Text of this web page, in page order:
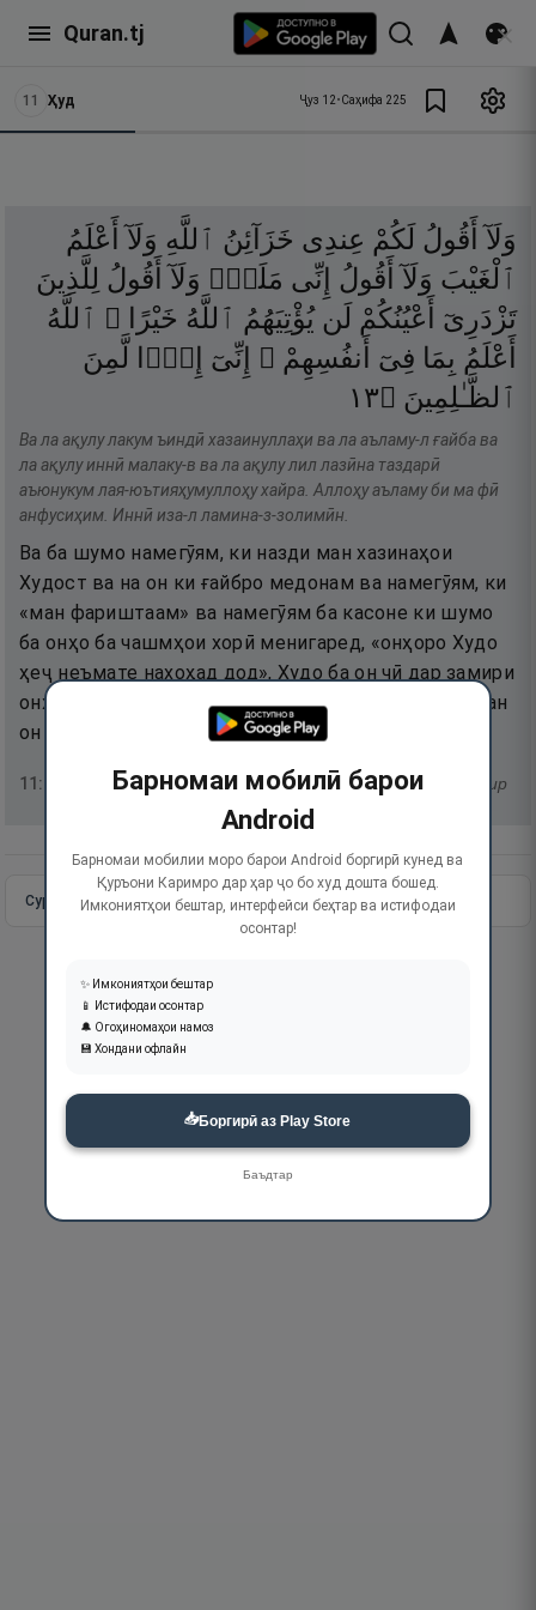
Quran.tj
11 Ҳуд Ҷуз 12•Саҳифа 225
وَلَآ أَقُولُ لَكُمْ عِندِى خَزَآئِنُ ٱللَّهِ وَلَآ
أَعْلَمُ
ٱلْغَيْبَ وَلَآ أَقُولُ إِنِّى مَلَكٌۭ وَلَآ أَقُولُ لِلَّذِينَ
تَزْدَرِىٓ
أَعْيُنُكُمْ لَن يُؤْتِيَهُمُ ٱللَّهُ خَيْرًا ۖ ٱللَّهُ
أَعْلَمُ بِمَا فِىٓ أَنفُسِهِمْ ۖ إِنِّىٓ إِذًۭا
لَّمِنَ
ٱلظَّـٰلِمِينَ ۝٣١
Ва ла ақулу лакум ъиндӣ хазаинуллаҳи ва ла аъламу-л ғайба ва
ла ақулу иннӣ малаку-в ва ла ақулу лил лазӣна таздарӣ
аъюнукум лая-юътияҳумуллоҳу хайра. Аллоҳу аъламу би ма фӣ
анфусиҳим. Иннӣ иза-л ламина-з-золимӣн.
Ва ба шумо намегӯям, ки назди ман хазинаҳои
Худост ва на он ки ғайбро медонам ва намегӯям, ки
«ман фариштаам» ва намегӯям ба касоне ки шумо
ба онҳо ба чашмҳои хорӣ менигаред, «онҳоро Худо
ҳеҷ неъмате нахоҳад дод», Худо ба он чӣ дар замири
онҳост, донотар аст. Агар чунин гӯям, ҳаройина, ман
он гоҳ аз ситамгарон бошам!».
11: тафсир
Сураи пурра Идома додан
Барномаи мобилӣ барои
Android
Барномаи мобилии моро барои Android боргирӣ кунед ва
Қуръони Каримро дар ҳар ҷо бо худ дошта бошед.
Имкониятҳои бештар, интерфейси беҳтар ва истифодаи
осонтар!
✨ Имкониятҳои бештар
📱 Истифодаи осонтар
🔔 Огоҳиномаҳои намоз
💾 Хондани офлайн
📥Боргирӣ аз Play Store
Баъдтар